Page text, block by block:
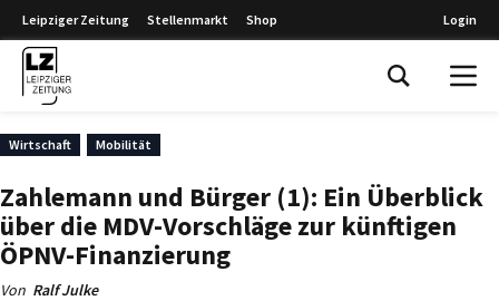
Leipziger Zeitung Stellenmarkt Shop Login
Wirtschaft Mobilität
Zahlemann und Bürger (1): Ein Überblick
über die MDV-Vorschläge zur künftigen
ÖPNV-Finanzierung
Von Ralf Julke